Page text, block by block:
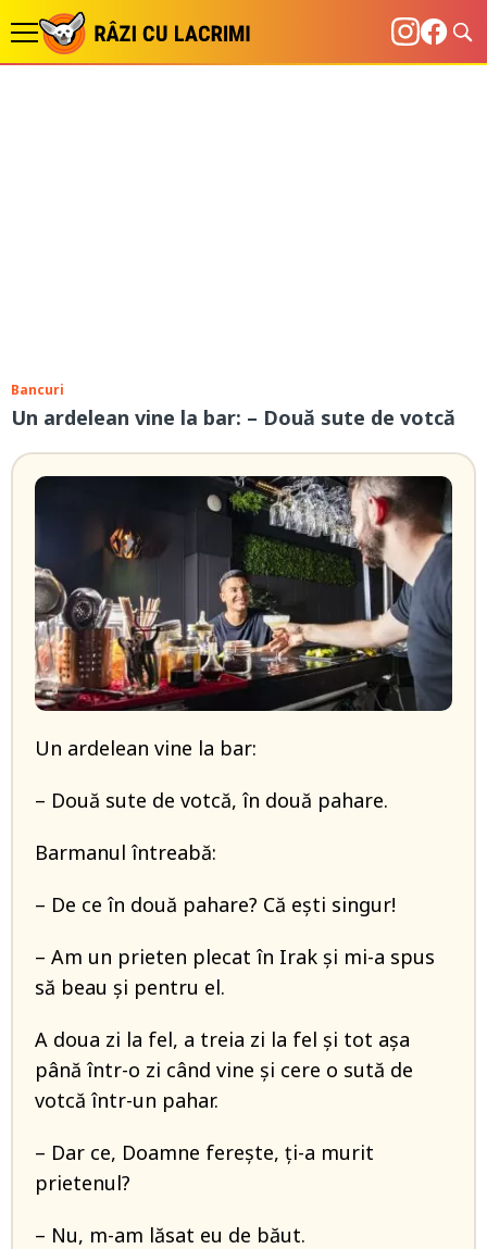
Bancuri
Un ardelean vine la bar: – Două sute de votcă
Un ardelean vine la bar:
– Două sute de votcă, în două pahare.
Barmanul întreabă:
– De ce în două pahare? Că ești singur!
– Am un prieten plecat în Irak și mi-a spus
să beau și pentru el.
A doua zi la fel, a treia zi la fel și tot așa
până într-o zi când vine și cere o sută de
votcă într-un pahar.
– Dar ce, Doamne ferește, ți-a murit
prietenul?
– Nu, m-am lăsat eu de băut.